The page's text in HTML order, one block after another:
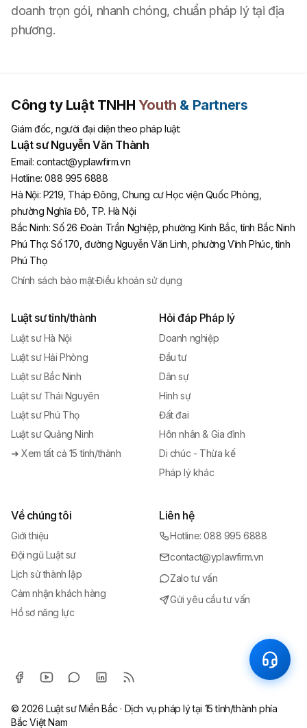
doanh trọn gói, nhanh chóng, chuẩn pháp lý tại địa
phương.
Công ty Luật TNHH Youth & Partners
Giám đốc, người đại diện theo pháp luật:
Luật sư Nguyễn Văn Thành
Email: contact@yplawfirm.vn
Hotline: 088 995 6888
Hà Nội: P219, Tháp Đông, Chung cư Học viện Quốc Phòng,
phường Nghĩa Đô, TP. Hà Nội
Bắc Ninh:Số 26 Đoàn Trần Nghiệp, phường Kinh Bắc, tỉnh Bắc Ninh
Phú Thọ:Số 170, đường Nguyễn Văn Linh, phường Vĩnh Phúc, tỉnh
Phú Thọ
Chính sách bảo mật·Điều khoản sử dụng
Luật sư tỉnh/thành
Luật sư Hà Nội
Luật sư Hải Phòng
Luật sư Bắc Ninh
Luật sư Thái Nguyên
Luật sư Phú Thọ
Luật sư Quảng Ninh
➜ Xem tất cả 15 tỉnh/thành
Hỏi đáp Pháp lý
Doanh nghiệp
Đầu tư
Dân sự
Hình sự
Đất đai
Hôn nhân & Gia đình
Di chúc - Thừa kế
Pháp lý khác
Về chúng tôi
Giới thiệu
Đội ngũ Luật sư
Lịch sử thành lập
Cảm nhận khách hàng
Hồ sơ năng lực
Liên hệ
Hotline: 088 995 6888
contact@yplawfirm.vn
Zalo tư vấn
Gửi yêu cầu tư vấn
© 2026Luật sư Miền Bắc · Dịch vụ pháp lý tại 15 tỉnh/thành phía
Bắc Việt Nam